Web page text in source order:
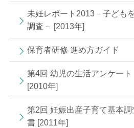
未妊レポート2013－子ども
調査－ [2013年]
保育者研修 進め方ガイド
第4回 幼児の生活アンケー
[2010年]
第2回 妊娠出産子育て基本
書 [2011年]